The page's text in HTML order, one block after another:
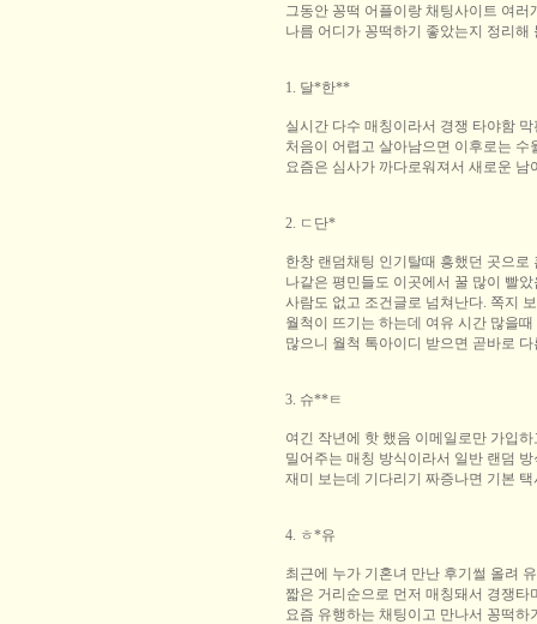
그동안 꽁떡 어플이랑 채팅사이트 여러
나름 어디가 꽁떡하기 좋았는지 정리해
1. 달*한**
실시간 다수 매칭이라서 경쟁 타야함
처음이 어렵고 살아남으면 이후로는 수
요즘은 심사가 까다로워져서 새로운 남
2. ㄷ단*
한창 랜덤채팅 인기탈때 흥했던 곳으로
나같은 평민들도 이곳에서 꿀 많이 빨
사람도 없고 조건글로 넘쳐난다. 쪽지
월척이 뜨기는 하는데 여유 시간 많을
많으니 월척 톡아이디 받으면 곧바로
3. 슈**ㅌ
여긴 작년에 핫 했음 이메일로만 가입
밀어주는 매칭 방식이라서 일반 랜덤
재미 보는데 기다리기 짜증나면 기본
4. ㅎ*유
최근에 누가 기혼녀 만난 후기썰 올려
짧은 거리순으로 먼저 매칭돼서 경쟁타
요즘 유행하는 채팅이고 만나서 꽁떡하